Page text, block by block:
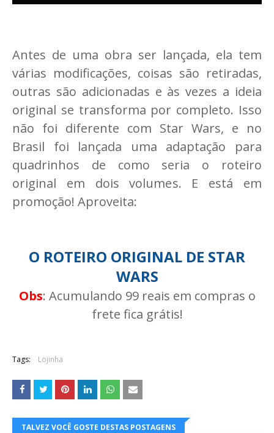
Antes de uma obra ser lançada, ela tem
várias modificações, coisas são retiradas,
outras são adicionadas e às vezes a ideia
original se transforma por completo. Isso
não foi diferente com Star Wars, e no
Brasil foi lançada uma adaptação para
quadrinhos de como seria o roteiro
original em dois volumes. E está em
promoção! Aproveita:
O ROTEIRO ORIGINAL DE STAR
WARS
Obs: Acumulando 99 reais em compras o
frete fica grátis!
Tags: Lojinha
TALVEZ VOCÊ GOSTE DESTAS POSTAGENS